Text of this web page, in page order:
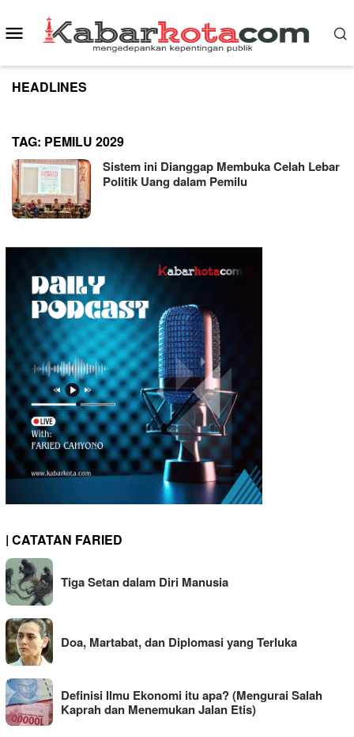
to
content
Mobile
Menu
HEADLINES
TAG: PEMILU 2029
Sistem ini Dianggap Membuka Celah Lebar
Politik Uang dalam Pemilu
| CATATAN FARIED
Tiga Setan dalam Diri Manusia
Doa, Martabat, dan Diplomasi yang Terluka
Definisi Ilmu Ekonomi itu apa? (Mengurai Salah
Kaprah dan Menemukan Jalan Etis)